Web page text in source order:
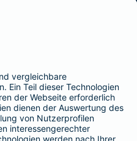
BarmeniaGothaer
SEITEN